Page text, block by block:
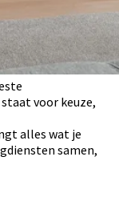
voor keuze,
alles wat je
samen,